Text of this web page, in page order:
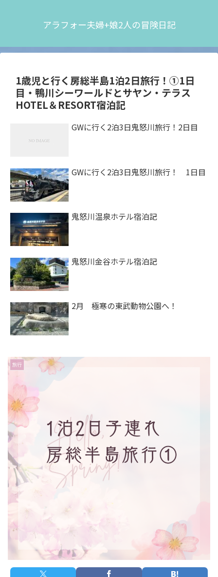
アラフォー夫婦+娘2人の冒険日記
1歳児と行く房総半島1泊2日旅行！①1日
目・鴨川シーワールドとサヤン・テラス
HOTEL＆RESORT宿泊記
GWに行く2泊3日鬼怒川旅行！2日目
GWに行く2泊3日鬼怒川旅行！ 1日目
鬼怒川温泉ホテル宿泊記
鬼怒川金谷ホテル宿泊記
2月 極寒の東武動物公園へ！
旅行